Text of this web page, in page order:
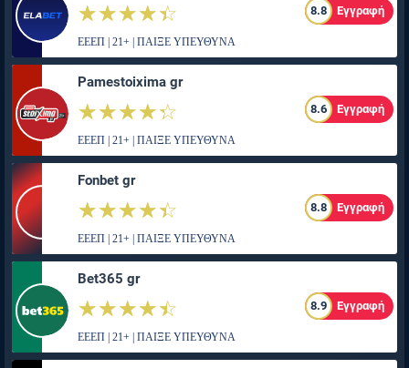
☆☆☆☆☆
★★★★★ 8.8 Εγγραφή
ΕΕΕΠ | 21+ | ΠΑΙΞΕ ΥΠΕΥΘΥΝΑ
Pamestoixima gr
☆☆☆☆☆
★★★★★ 8.6 Εγγραφή
ΕΕΕΠ | 21+ | ΠΑΙΞΕ ΥΠΕΥΘΥΝΑ
Fonbet gr
☆☆☆☆☆
★★★★★ 8.8 Εγγραφή
ΕΕΕΠ | 21+ | ΠΑΙΞΕ ΥΠΕΥΘΥΝΑ
Bet365 gr
☆☆☆☆☆
★★★★★ 8.9 Εγγραφή
ΕΕΕΠ | 21+ | ΠΑΙΞΕ ΥΠΕΥΘΥΝΑ